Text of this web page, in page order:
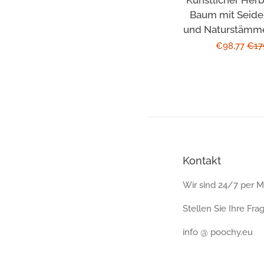
Baum mit
und
Sonderpreis
€98,77
Kontakt
Wir sind 24/7 per
Stellen Sie Ihre
info @ poochy.eu